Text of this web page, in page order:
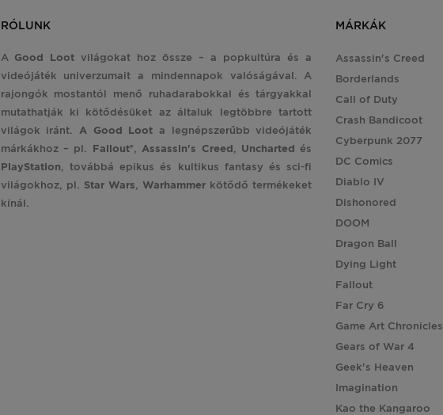
RÓLUNK
A Good Loot világokat hoz össze – a popkultúra és a
videójáték univerzumait a mindennapok valóságával. A
rajongók mostantól menő ruhadarabokkal és tárgyakkal
mutathatják ki kötődésüket az általuk legtöbbre tartott
világok iránt. A Good Loot a legnépszerűbb videójáték
márkákhoz – pl. Fallout®, Assassin's Creed, Uncharted és
PlayStation, továbbá epikus és kultikus fantasy és sci-fi
világokhoz, pl. Star Wars, Warhammer kötődő termékeket
kínál.
MÁRKÁK
Assassin's Creed
Borderlands
Call of Duty
Crash Bandicoot
Cyberpunk 2077
DC Comics
Diablo IV
Dishonored
DOOM
Dragon Ball
Dying Light
Fallout
Far Cry 6
Game Art Chronicles
Gears of War 4
Geek's Heaven
Imagination
Kao the Kangaroo